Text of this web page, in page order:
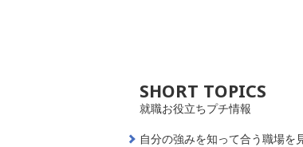
SHORT TOPICS
就職お役立ちプチ情報
自分の強みを知って合う職場を